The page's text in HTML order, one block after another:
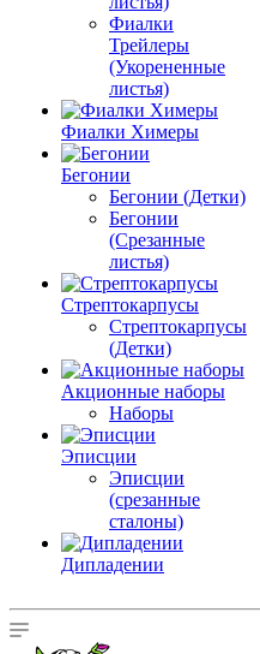
Фиалки
Трейлеры
(Укорененные
листья)
Фиалки Химеры
Бегонии
Бегонии (Детки)
Бегонии
(Срезанные
листья)
Стрептокарпусы
Стрептокарпусы
(Детки)
Акционные наборы
Наборы
Эписции
Эписции
(срезанные
сталоны)
Дипладении